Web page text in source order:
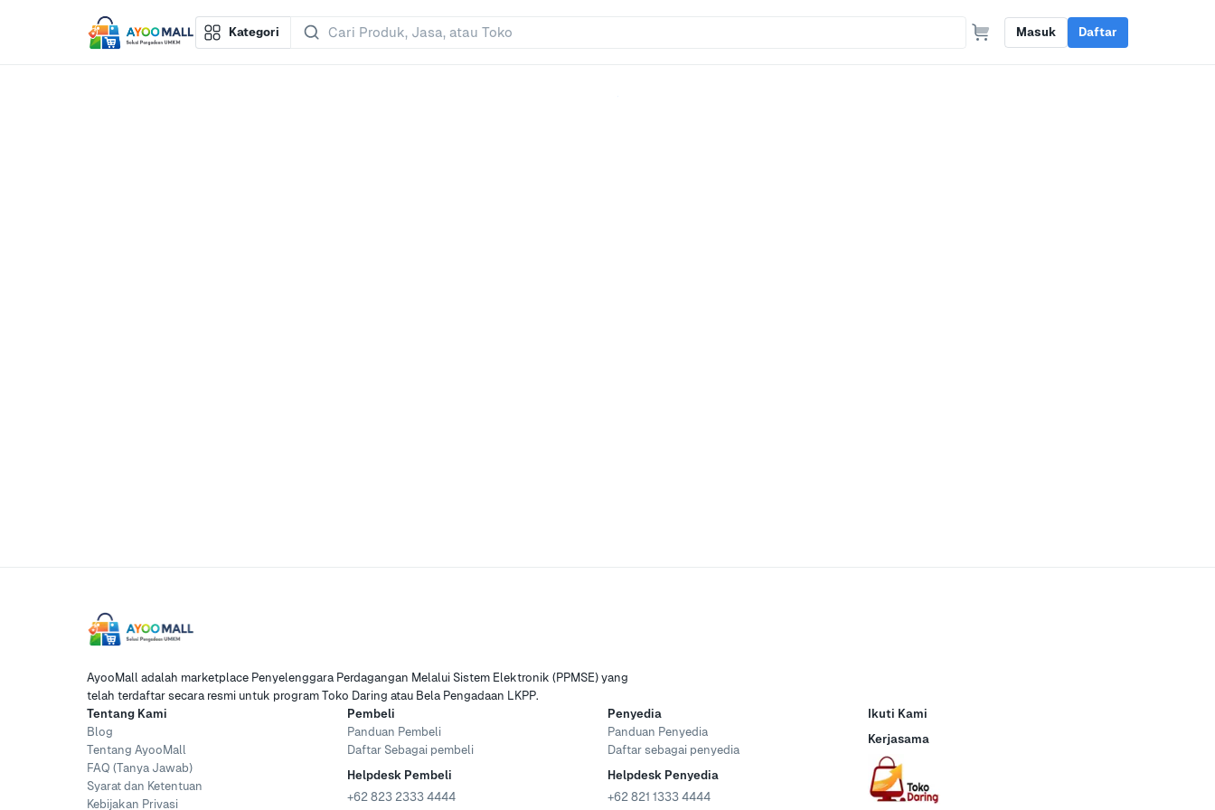
Kategori Masuk Daftar
AyooMall adalah marketplace Penyelenggara Perdagangan Melalui Sistem Elektronik (PPMSE) yang
telah terdaftar secara resmi untuk program Toko Daring atau Bela Pengadaan LKPP.
Tentang Kami
Blog
Tentang AyooMall
FAQ (Tanya Jawab)
Syarat dan Ketentuan
Kebijakan Privasi
Pembeli
Panduan Pembeli
Daftar Sebagai pembeli
Helpdesk Pembeli
+62 823 2333 4444
Penyedia
Panduan Penyedia
Daftar sebagai penyedia
Helpdesk Penyedia
+62 821 1333 4444
Ikuti Kami
Kerjasama